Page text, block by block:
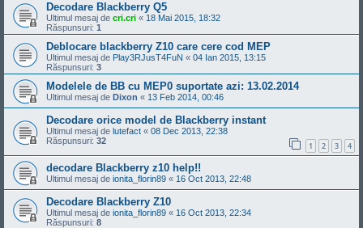
Decodare Blackberry Q5
Ultimul mesaj de cri.cri « 18 Mai 2015, 18:32
Răspunsuri: 1
Deblocare blackberry Z10 care cere cod MEP
Ultimul mesaj de Play3RJusT4FuN « 04 Ian 2015, 13:15
Răspunsuri: 3
Modelele de BB cu MEP0 suportate azi: 13.02.2014
Ultimul mesaj de Dixon « 13 Feb 2014, 00:46
Decodare orice model de Blackberry instant
Ultimul mesaj de lutefact « 08 Dec 2013, 22:38
Răspunsuri: 32 1 2 3 4
decodare Blackberry z10 help!!
Ultimul mesaj de ionita_florin89 « 16 Oct 2013, 22:48
Decodare Blackberry Z10
Ultimul mesaj de ionita_florin89 « 16 Oct 2013, 22:34
Răspunsuri: 8